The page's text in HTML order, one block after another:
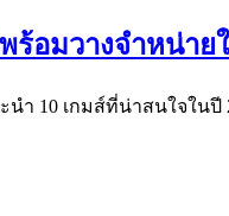
อมวางจำหน่าย
ำ 10 เกมส์ที่น่าสนใจในปี